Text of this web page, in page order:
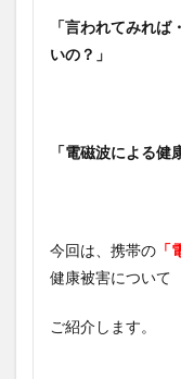
「言われてみれ
いの？」
「電磁波による健
今回は、携帯の 「
健康被害について
ご紹介します。